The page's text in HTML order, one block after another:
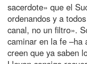
sacerdote» que el
ordenandos y a
canal, no un filtro».
caminar en la fe –ha
creen que ya saben